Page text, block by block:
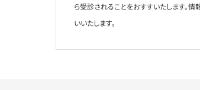
ら受診されることをおすすいたします。
いいたします。